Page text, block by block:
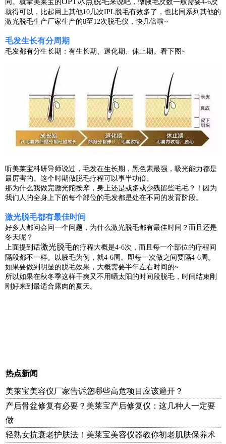
同。就拿美莱宝的
来说吧，做腋毛次数一般需要4-6次
就得可以，比起网上其他10几次IPL脱毛有效多了，也比同系列其他的
激光脱毛生产厂家生产的8至12次脱毛仪，快几倍啦~
毛发生长有分周期
毛发都有分生长期：有生长期、退化期、休止期。看下图~
听美莱宝科研导师说过，毛发在生长期，黑色素最强，吸光能力都是
最厉害的。这个时期做脱毛疗程可以事半功倍。
那为什么我做完激光陀按摩，身上还是或多或少残留些毛毛？！因为
我们人的全身上下的每个部位的毛发都是处在不同的发育阶段。
激光脱毛都有最佳时间
好多人都问会问一个问题，为什么激光脱毛都有最佳时间？而且还是
冬天呢？
上面提到话激光脱毛的疗程大概是4-6次，而且每一个部位的疗程间
隔段都不一样。以腋毛为例，就4-6周。即每一次做之间要隔4-6周。
如果要做到明显的脱毛效果，大概需要半年左右时间的~
所以如果在秋冬季这样干爽又不用晒太阳的时间段脱毛，时间结束刚
刚好来到最适合露肉的夏天。
热点新闻
美莱宝美容仪厂家告诉您哪些高危项目应该避开？
产后骨盆修复有必要？美莱宝产后修复仪：这几种人一定要
做
轻熟女抗衰老护肤法！美莱宝美容仪器教你初老肌肤保养术